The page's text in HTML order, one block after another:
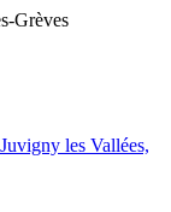
Grèves
les Vallées,